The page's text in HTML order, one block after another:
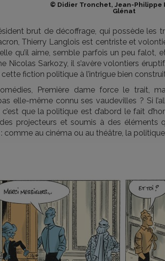
© Didier Tronchet, Jean-Philippe
Glénat
brut de décoffrage, qui possède les
Thierry Langlois est centriste et
qu’il aime, semble parfois un peu falot,
Nicolas Sarkozy, il s’avère volontiers
fiction politique à l’intrigue bien
Première dame force le trait,
elle-même connu ses vaudevilles ? Si
que la politique est d’abord le fait
projecteurs et soumis à des éléments
comme au cinéma ou au théâtre, la